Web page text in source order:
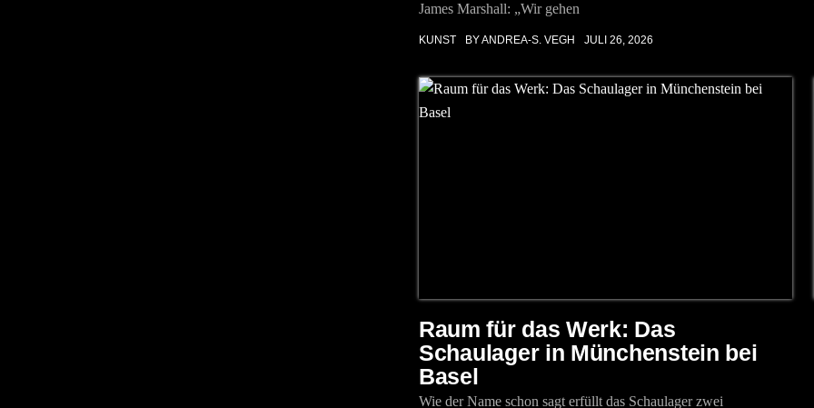
James Marshall: „Wir gehen
KUNST BY ANDREA-S. VEGH JULI 26, 2026
Raum für das Werk: Das
Schaulager in Münchenstein bei
Basel
Wie der Name schon sagt erfüllt das Schaulager zwei